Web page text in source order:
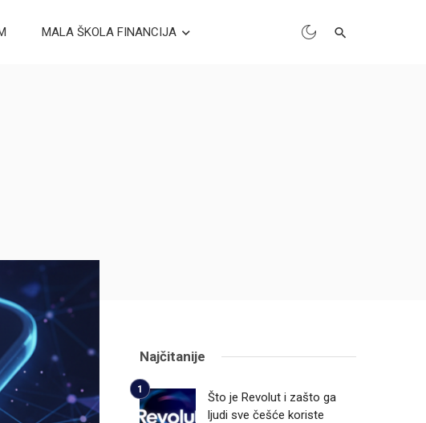
MALA ŠKOLA FINANCIJA
Najčitanije
Što je Revolut i zašto ga
ljudi sve češće koriste